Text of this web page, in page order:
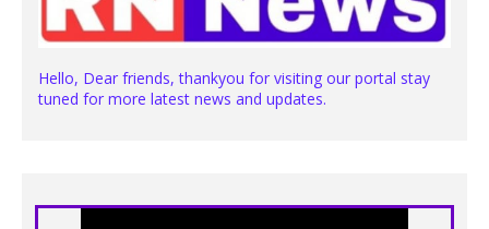
Hello, Dear friends, thankyou for visiting our portal stay
tuned for more latest news and updates.